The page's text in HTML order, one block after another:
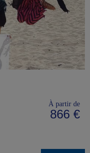
À partir de
866 €